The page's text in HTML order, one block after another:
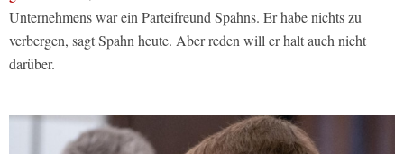
Unternehmens war ein Parteifreund Spahns. Er habe nichts zu
verbergen, sagt Spahn heute. Aber reden will er halt auch nicht
darüber.